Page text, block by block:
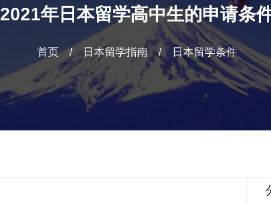
2021年日本留学高中生的申请条
首页/日本留学指南 / 日本留学条件